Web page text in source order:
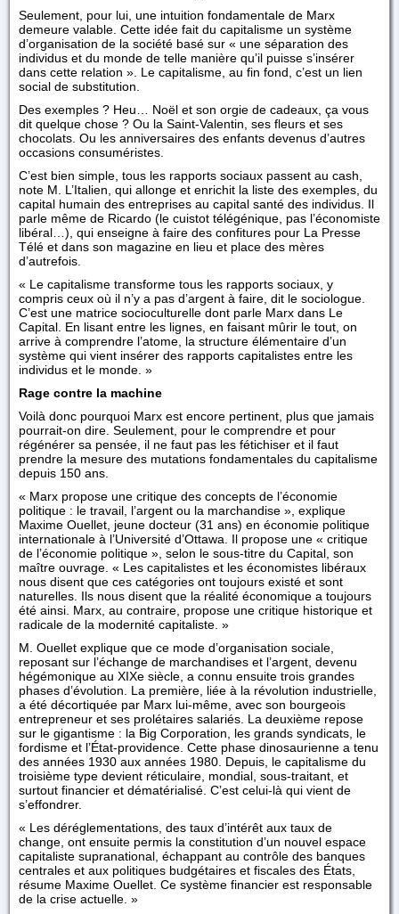
Seulement, pour lui, une intuition fondamentale de Marx
demeure valable. Cette idée fait du capitalisme un système
d’organisation de la société basé sur « une séparation des
individus et du monde de telle manière qu’il puisse s’insérer
dans cette relation ». Le capitalisme, au fin fond, c’est un lien
social de substitution.
Des exemples ? Heu… Noël et son orgie de cadeaux, ça vous
dit quelque chose ? Ou la Saint-Valentin, ses fleurs et ses
chocolats. Ou les anniversaires des enfants devenus d’autres
occasions consuméristes.
C’est bien simple, tous les rapports sociaux passent au cash,
note M. L’Italien, qui allonge et enrichit la liste des exemples, du
capital humain des entreprises au capital santé des individus. Il
parle même de Ricardo (le cuistot télégénique, pas l’économiste
libéral…), qui enseigne à faire des confitures pour La Presse
Télé et dans son magazine en lieu et place des mères
d’autrefois.
« Le capitalisme transforme tous les rapports sociaux, y
compris ceux où il n’y a pas d’argent à faire, dit le sociologue.
C’est une matrice socioculturelle dont parle Marx dans Le
Capital. En lisant entre les lignes, en faisant mûrir le tout, on
arrive à comprendre l’atome, la structure élémentaire d’un
système qui vient insérer des rapports capitalistes entre les
individus et le monde. »
Rage contre la machine
Voilà donc pourquoi Marx est encore pertinent, plus que jamais
pourrait-on dire. Seulement, pour le comprendre et pour
régénérer sa pensée, il ne faut pas les fétichiser et il faut
prendre la mesure des mutations fondamentales du capitalisme
depuis 150 ans.
« Marx propose une critique des concepts de l’économie
politique : le travail, l’argent ou la marchandise », explique
Maxime Ouellet, jeune docteur (31 ans) en économie politique
internationale à l’Université d’Ottawa. Il propose une « critique
de l’économie politique », selon le sous-titre du Capital, son
maître ouvrage. « Les capitalistes et les économistes libéraux
nous disent que ces catégories ont toujours existé et sont
naturelles. Ils nous disent que la réalité économique a toujours
été ainsi. Marx, au contraire, propose une critique historique et
radicale de la modernité capitaliste. »
M. Ouellet explique que ce mode d’organisation sociale,
reposant sur l’échange de marchandises et l’argent, devenu
hégémonique au XIXe siècle, a connu ensuite trois grandes
phases d’évolution. La première, liée à la révolution industrielle,
a été décortiquée par Marx lui-même, avec son bourgeois
entrepreneur et ses prolétaires salariés. La deuxième repose
sur le gigantisme : la Big Corporation, les grands syndicats, le
fordisme et l’État-providence. Cette phase dinosaurienne a tenu
des années 1930 aux années 1980. Depuis, le capitalisme du
troisième type devient réticulaire, mondial, sous-traitant, et
surtout financier et dématérialisé. C’est celui-là qui vient de
s’effondrer.
« Les déréglementations, des taux d’intérêt aux taux de
change, ont ensuite permis la constitution d’un nouvel espace
capitaliste supranational, échappant au contrôle des banques
centrales et aux politiques budgétaires et fiscales des États,
résume Maxime Ouellet. Ce système financier est responsable
de la crise actuelle. »